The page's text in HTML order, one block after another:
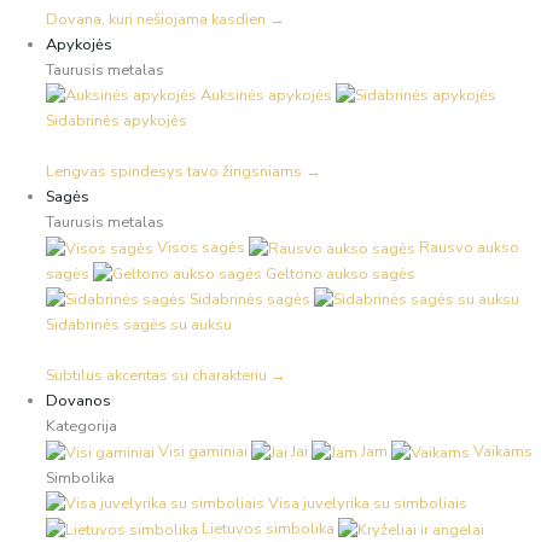
Dovana, kuri nešiojama kasdien →
Apykojės
Taurusis metalas
Auksinės apykojės
Sidabrinės apykojės
Lengvas spindesys tavo žingsniams →
Sagės
Taurusis metalas
Visos sagės
Rausvo aukso
sagės
Geltono aukso sagės
Sidabrinės sagės
Sidabrinės sagės su auksu
Subtilus akcentas su charakteriu →
Dovanos
Kategorija
Visi gaminiai
Jai Jam
Vaikams
Simbolika
Visa juvelyrika su simboliais
Lietuvos simbolika